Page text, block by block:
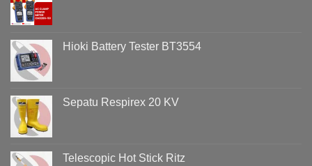
Hioki
Hotel
Hioki Battery Tester BT3554
Sepatu Respirex 20 KV
Telescopic Hot Stick Ritz